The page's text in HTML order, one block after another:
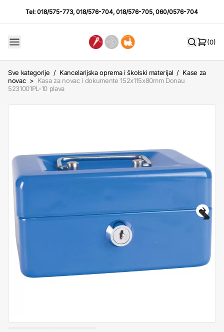
Tel:018/575-773,018/576-704,018/576-705,060/0576-704
(0)
Sve kategorije / Kancelarijska oprema i školski materijal / Kase za
novac > Kasa za novac i dokumente 152x115x80mm Donau
5231001PL-10 plava